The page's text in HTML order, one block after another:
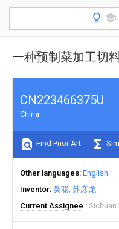
一种预制菜加工切
CN223466375U
China
Find Prior Art
Other languages English
Inventor 吴聪 苏彦龙
Current Assignee
Sichuan